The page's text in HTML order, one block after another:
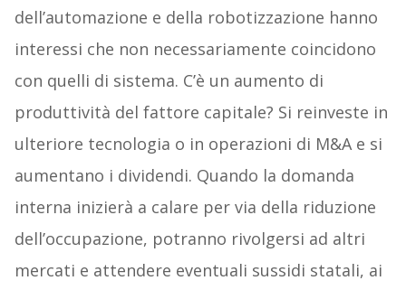
dell’automazione e della robotizzazione hanno
interessi che non necessariamente coincidono
con quelli di sistema. C’è un aumento di
produttività del fattore capitale? Si reinveste in
ulteriore tecnologia o in operazioni di M&A e si
aumentano i dividendi. Quando la domanda
interna inizierà a calare per via della riduzione
dell’occupazione, potranno rivolgersi ad altri
mercati e attendere eventuali sussidi statali, ai